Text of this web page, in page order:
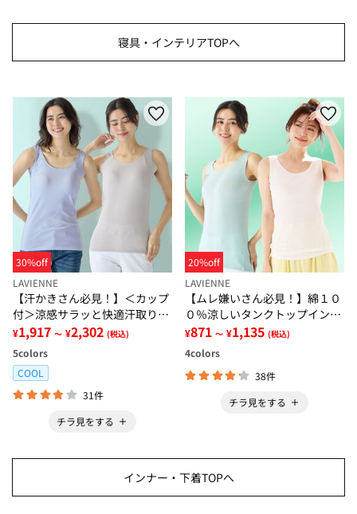
寝具・インテリアTOPへ
30%off
LAVIENNE
【汗かきさん必見！】＜カップ
付＞涼感サラッと快適汗取りタ
ンクトップインナー＜さらりラ
ボ＞
¥1,917 ～ ¥2,302 (税込)
5colors
COOL
31件
チラ見をする
20%off
LAVIENNE
【ムレ嫌いさん必見！】綿１０
０％涼しいタンクトップインナ
ー＜さらりラボ＞
¥871 ～ ¥1,135 (税込)
4colors
38件
チラ見をする
インナー・下着TOPへ